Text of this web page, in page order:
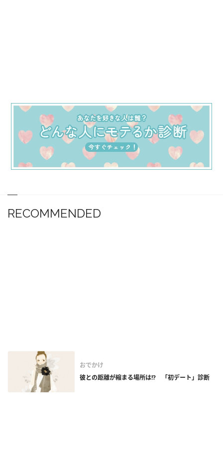
RECOMMENDED
おでかけ
彼との距離が縮まる場所は!? 「初デート」診断